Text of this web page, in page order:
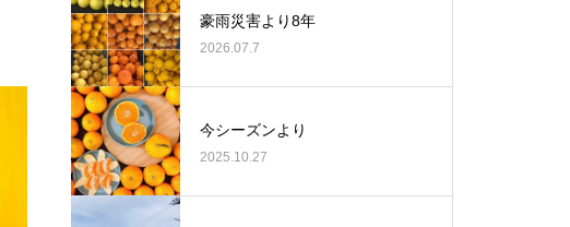
豪雨災害より8年
2026.07.7
今シーズンより
2025.10.27